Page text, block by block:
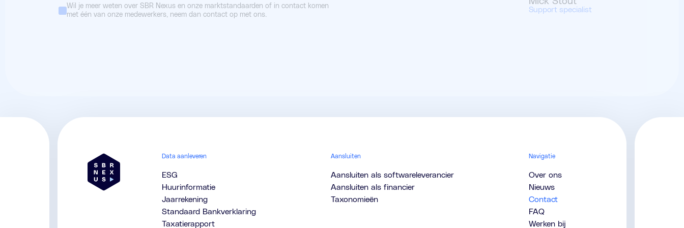
Wil je meer weten over SBR Nexus en onze marktstandaarden of in contact komen
met één van onze medewerkers, neem dan contact op met ons.
Support specialist
Data aanleveren
ESG
Huurinformatie
Jaarrekening
Standaard Bankverklaring
Taxatierapport
Aansluiten
Aansluiten als softwareleverancier
Aansluiten als financier
Taxonomieën
Navigatie
Over ons
Nieuws
Contact
FAQ
Werken bij